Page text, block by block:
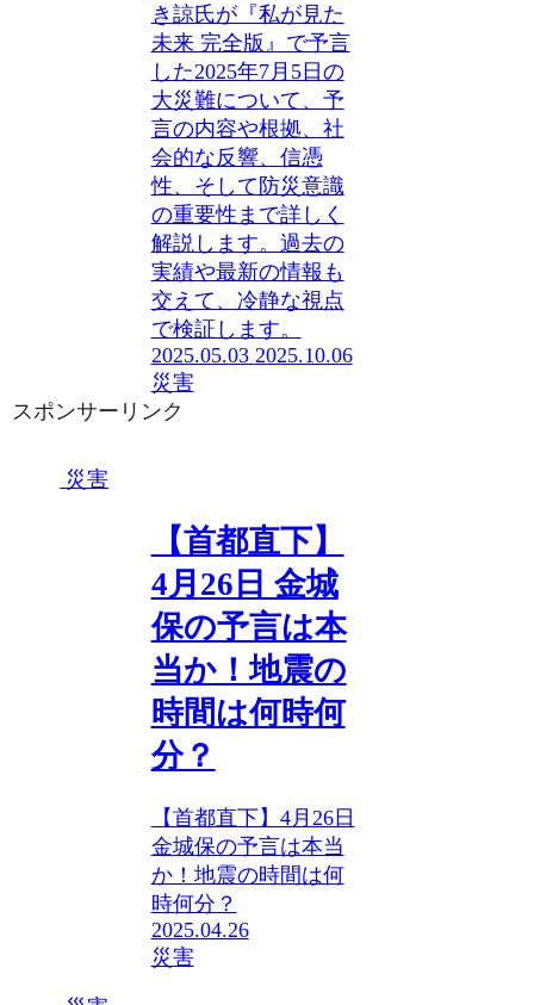
き諒氏が『私が見た
未来 完全版』で予言
した2025年7月5日の
大災難について、予
言の内容や根拠、社
会的な反響、信憑
性、そして防災意識
の重要性まで詳しく
解説します。過去の
実績や最新の情報も
交えて、冷静な視点
で検証します。
2025.05.03 2025.10.06
災害
スポンサーリンク
災害
【首都直下】
4月26日 金城
保の予言は本
当か！地震の
時間は何時何
分？
【首都直下】4月26日
金城保の予言は本当
か！地震の時間は何
時何分？
2025.04.26
災害